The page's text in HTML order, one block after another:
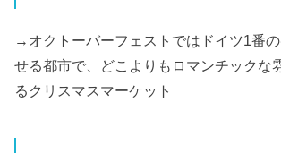
→オクトーバーフェストではドイツ1番
せる都市で、どこよりもロマンチックな
るクリスマスマーケット